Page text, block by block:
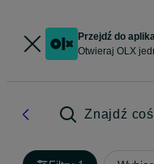
Przejdź do
Otwieraj OLX
Znajdź